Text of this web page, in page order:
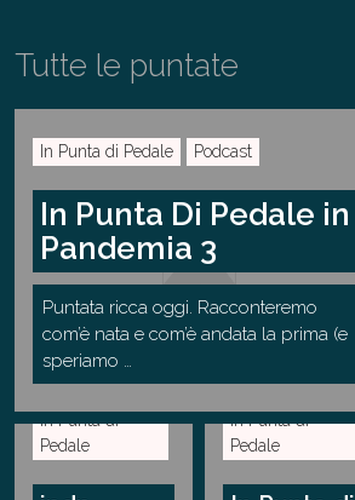
Tutte le puntate
In Punta di Pedale Podcast
In Punta Di Pedale in
Pandemia 3
Puntata ricca oggi. Racconteremo
com’è nata e com’è andata la prima (e
speriamo …
In Punta di
Pedale
In Punta di
Pedale